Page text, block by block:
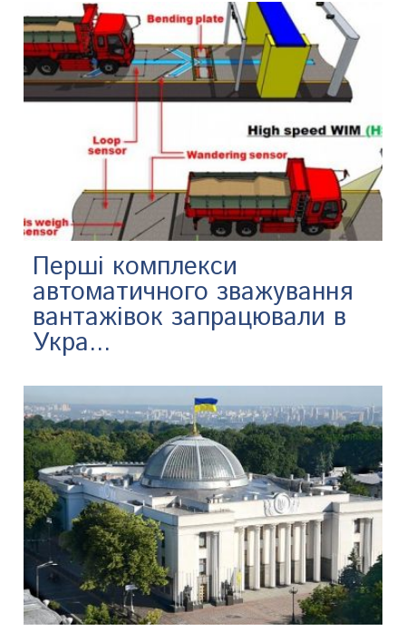
Перші комплекси
автоматичного зважування
вантажівок запрацювали в
Укра...